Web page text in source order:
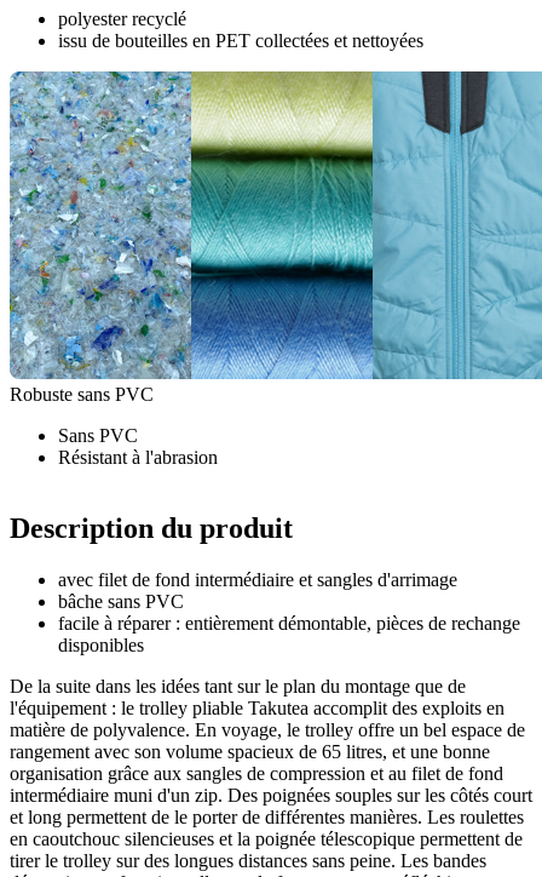
polyester recyclé
issu de bouteilles en PET collectées et nettoyées
Robuste sans PVC
Sans PVC
Résistant à l'abrasion
Description du produit
avec filet de fond intermédiaire et sangles d'arrimage
bâche sans PVC
facile à réparer : entièrement démontable, pièces de rechange
disponibles
De la suite dans les idées tant sur le plan du montage que de
l'équipement : le trolley pliable Takutea accomplit des exploits en
matière de polyvalence. En voyage, le trolley offre un bel espace de
rangement avec son volume spacieux de 65 litres, et une bonne
organisation grâce aux sangles de compression et au filet de fond
intermédiaire muni d'un zip. Des poignées souples sur les côtés court
et long permettent de le porter de différentes manières. Les roulettes
en caoutchouc silencieuses et la poignée télescopique permettent de
tirer le trolley sur des longues distances sans peine. Les bandes